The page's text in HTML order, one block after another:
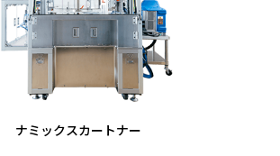
ナミックスカートナー